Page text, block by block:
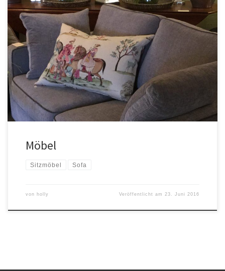
Möbel
Sitzmöbel Sofa
von holly Veröffentlicht am23. Juni 2016